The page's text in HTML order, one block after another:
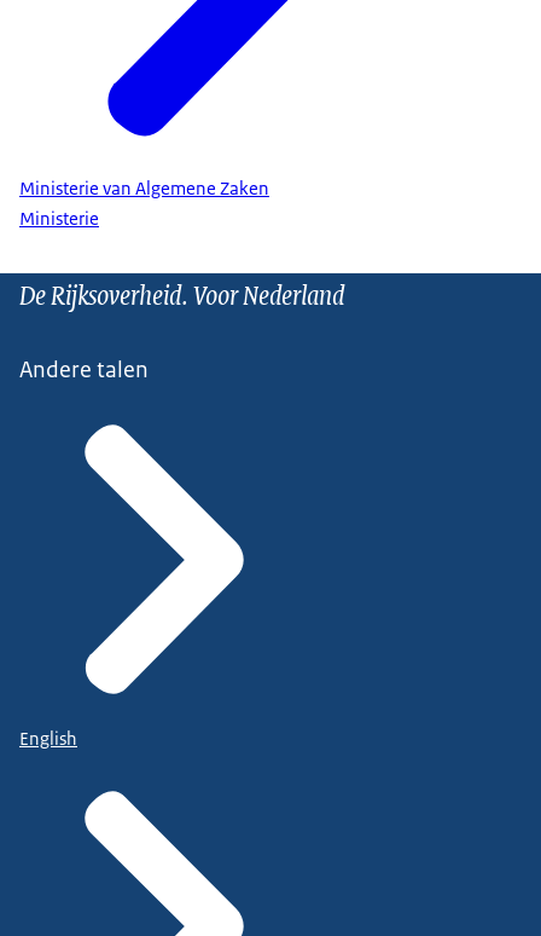
Ministerie van Algemene Zaken
Ministerie
De Rijksoverheid. Voor Nederland
Andere talen
English